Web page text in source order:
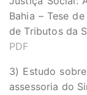
Bahia – Tese
de Tributos da
PDF
3) Estudo
assessoria do